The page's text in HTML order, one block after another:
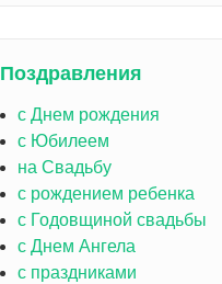
Поздравления
с Днем рождения
с Юбилеем
на Свадьбу
с рождением ребенка
с Годовщиной свадьбы
с Днем Ангела
с праздниками